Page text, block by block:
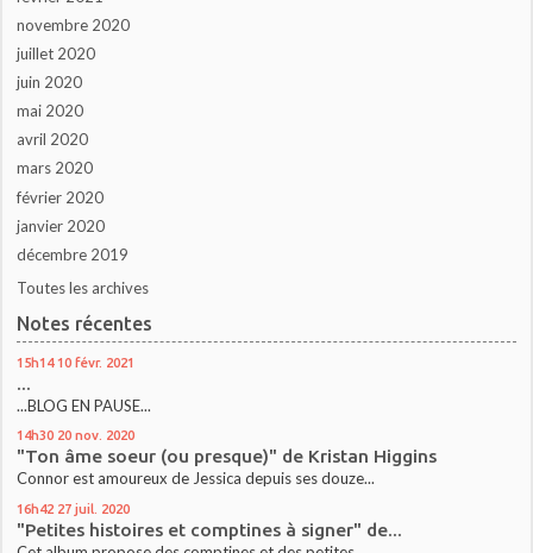
novembre 2020
juillet 2020
juin 2020
mai 2020
avril 2020
mars 2020
février 2020
janvier 2020
décembre 2019
Toutes les archives
Notes récentes
15h14 10 févr. 2021
...
...BLOG EN PAUSE...
14h30 20 nov. 2020
"Ton âme soeur (ou presque)" de Kristan Higgins
Connor est amoureux de Jessica depuis ses douze...
16h42 27 juil. 2020
"Petites histoires et comptines à signer" de...